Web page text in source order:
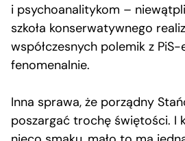
i psychoanalitykom –
szkoła konserwatywnego
współczesnych polemik z
fenomenalnie.
Inna sprawa, że porządny
poszargać trochę świętości. I